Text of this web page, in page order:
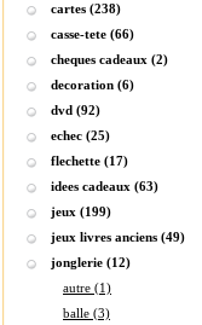
cartes (238)
casse-tete (66)
cheques cadeaux (2)
decoration (6)
dvd (92)
echec (25)
flechette (17)
idees cadeaux (63)
jeux (199)
jeux livres anciens (49)
jonglerie (12)
autre (1)
balle (3)